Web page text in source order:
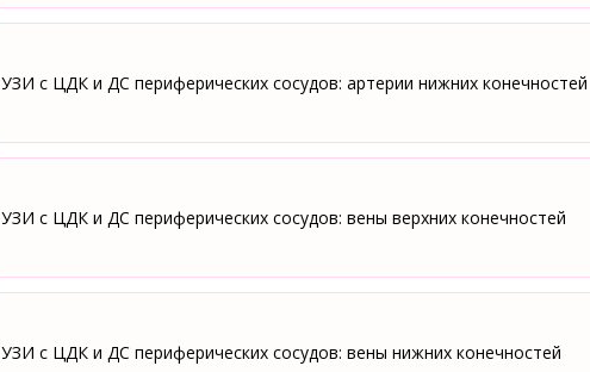
УЗИ с ЦДК и ДС периферических сосудов: артерии нижних конечностей
УЗИ с ЦДК и ДС периферических сосудов: вены верхних конечностей
УЗИ с ЦДК и ДС периферических сосудов: вены нижних конечностей